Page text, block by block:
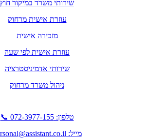
שירותי משרד במיקור חוץ
עוזרת אישית מרחוק
מזכירה אישית
עוזרת אישית לפי שעה
שירותי אדמיניסטרציה
ניהול משרד מרחוק
טלפון: 072-3977-155 📞
מייל: personal@assistant.co.il